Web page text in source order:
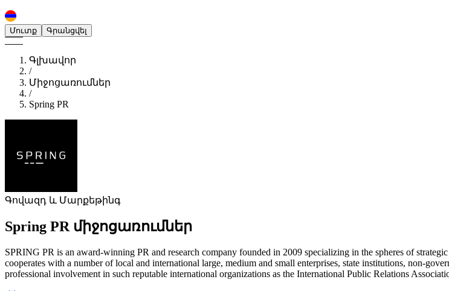
Մուտք Գրանցվել
Գլխավոր
/
Միջոցառումներ
/
Spring PR
Գովազդ և Մարքեթինգ
Spring PR միջոցառումներ
SPRING PR is an award-winning PR and research company founded in 2009 specializing in the spheres of
cooperates with a number of local and international large, medium and small enterprises, state institutions, non-
professional involvement in such reputable international organizations as the International Public Relations